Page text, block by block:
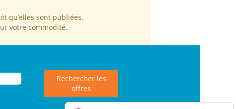
qu’elles sont publiées.
votre commodité.